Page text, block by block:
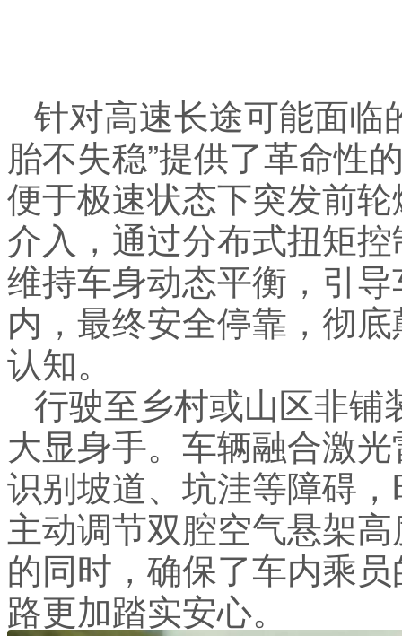
针对高速长途可能面临
胎不失稳”提供了革命性
便于极速状态下突发前
介入，通过分布式扭矩
维持车身动态平衡，引
内，最终安全停靠，彻
认知。
行驶至乡村或山区非铺
大显身手。车辆融合激
识别坡道、坑洼等障碍
主动调节双腔空气悬架
的同时，确保了车内乘
路更加踏实安心。